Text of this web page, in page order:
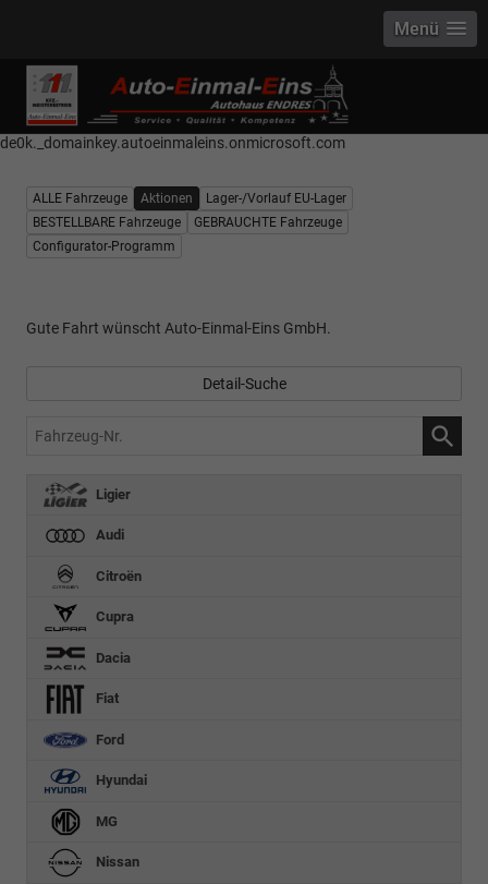
------------ Host Name : selector1._domainkey Points to address or value:
selector1-aee-de0k._domainkey.autoeinmaleins.onmicrosoft.com Host
Name : selector2._domainkey Points to address or value: selector2-aee-
de0k._domainkey.autoeinmaleins.onmicrosoft.com
Menü
ALLE Fahrzeuge Aktionen
Lager-/Vorlauf EU-Lager
BESTELLBARE Fahrzeuge
GEBRAUCHTE Fahrzeuge
Configurator-Programm
Gute Fahrt wünscht Auto-Einmal-Eins GmbH.
Detail-Suche
Fahrzeug-
Ligier
Audi
Citroën
Cupra
Dacia
Fiat
Ford
Hyundai
MG
Nissan